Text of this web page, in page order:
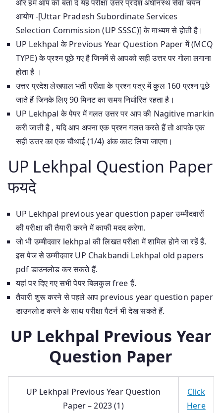
और हम आप को बता दे यह परीक्षा उत्तर प्रदेश अधीनस्थ सेवा चयन
आयोग -[Uttar Pradesh Subordinate Services
Selection Commission (UP SSSC)] के माध्यम से होती है।
UP Lekhpal के Previous Year Question Paper में (MCQ
TYPE) के प्रश्न पूछे गए है जिनमें से आपको सही उत्तर पर गोला लगाना
होता है ।
उत्तर प्रदेश लेखपाल भर्ती परीक्षा के प्रश्न पत्र में कुल 160 प्रश्न पूछे
जाते हैं जिनके लिए 90 मिनट का समय निर्धारित रहता है।
UP Lekhpal के पेपर में गलत उत्तर पर आप की Nagitive markin
करी जाती है , यदि आप अपना एक प्रश्न गलत करते हैं तो आपके एक
सही उत्तर का एक चौथाई (1/4) अंक काट लिया जाएगा।
UP Lekhpal Question Paper
फयदे
UP Lekhpal previous year question paper उम्मीदवारों
की परीक्षा की तैयारी करने में काफी मदद करेगा.
जो भी उम्मीदवार lekhpal की लिखत परीक्षा में शामिल होने जा रहें हैं.
इस पेज से उम्मीदवार UP Chakbandi Lekhpal old papers
pdf डाउनलोड कर सकते हैं.
यहां पर दिए गए सभी पेपर बिलकुल free हैं.
तैयारी शुरू करने से पहले आप previous year question paper
डाउनलोड करने के साथ परीक्षा पैटर्न भी देख सकते हैं.
UP Lekhpal Previous Year
Question Paper
UP Lekhpal Previous Year Question
Paper – 2023 (1)
Click
Here